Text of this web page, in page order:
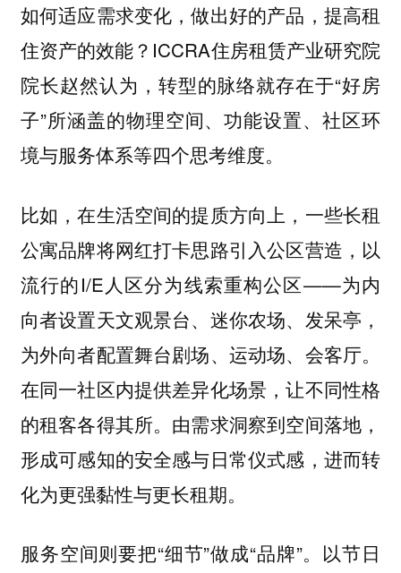
如何适应需求变化，做出好的产品，提高租
住资产的效能？ICCRA住房租赁产业研究院
院长赵然认为，转型的脉络就存在于“好房
子”所涵盖的物理空间、功能设置、社区环
境与服务体系等四个思考维度。
比如，在生活空间的提质方向上，一些长租
公寓品牌将网红打卡思路引入公区营造，以
流行的I/E人区分为线索重构公区——为内
向者设置天文观景台、迷你农场、发呆亭，
为外向者配置舞台剧场、运动场、会客厅。
在同一社区内提供差异化场景，让不同性格
的租客各得其所。由需求洞察到空间落地，
形成可感知的安全感与日常仪式感，进而转
化为更强黏性与更长租期。
服务空间则要把“细节”做成“品牌”。以节日